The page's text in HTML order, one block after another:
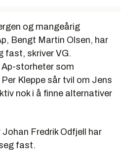
og mangeårig
Bengt Martin Olsen, har
fast, skriver VG.
storheter som
Kleppe sår tvil om Jens
nok i å finne alternativer
Fredrik Odfjell har
fast.